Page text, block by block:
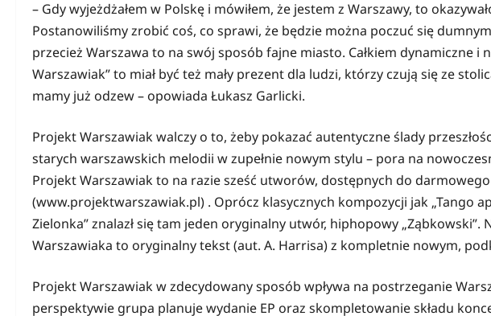
– Gdy wyjeżdżałem w Polskę i mówiłem, że jestem z Warszawy, to
Postanowiliśmy zrobić coś, co sprawi, że będzie można poczuć się
przecież Warszawa to na swój sposób fajne miasto. Całkiem dynamiczne i
Warszawiak” to miał być też mały prezent dla ludzi, którzy czują się ze
mamy już odzew – opowiada Łukasz Garlicki.
Projekt Warszawiak walczy o to, żeby pokazać autentyczne ślady
starych warszawskich melodii w zupełnie nowym stylu – pora na
Projekt Warszawiak to na razie sześć utworów, dostępnych do darmowego
(www.projektwarszawiak.pl) . Oprócz klasycznych kompozycji jak „Tango
Zielonka” znalazł się tam jeden oryginalny utwór, hiphopowy
Warszawiaka to oryginalny tekst (aut. A. Harrisa) z kompletnie nowym,
Projekt Warszawiak w zdecydowany sposób wpływa na postrzeganie
perspektywie grupa planuje wydanie EP oraz skompletowanie składu